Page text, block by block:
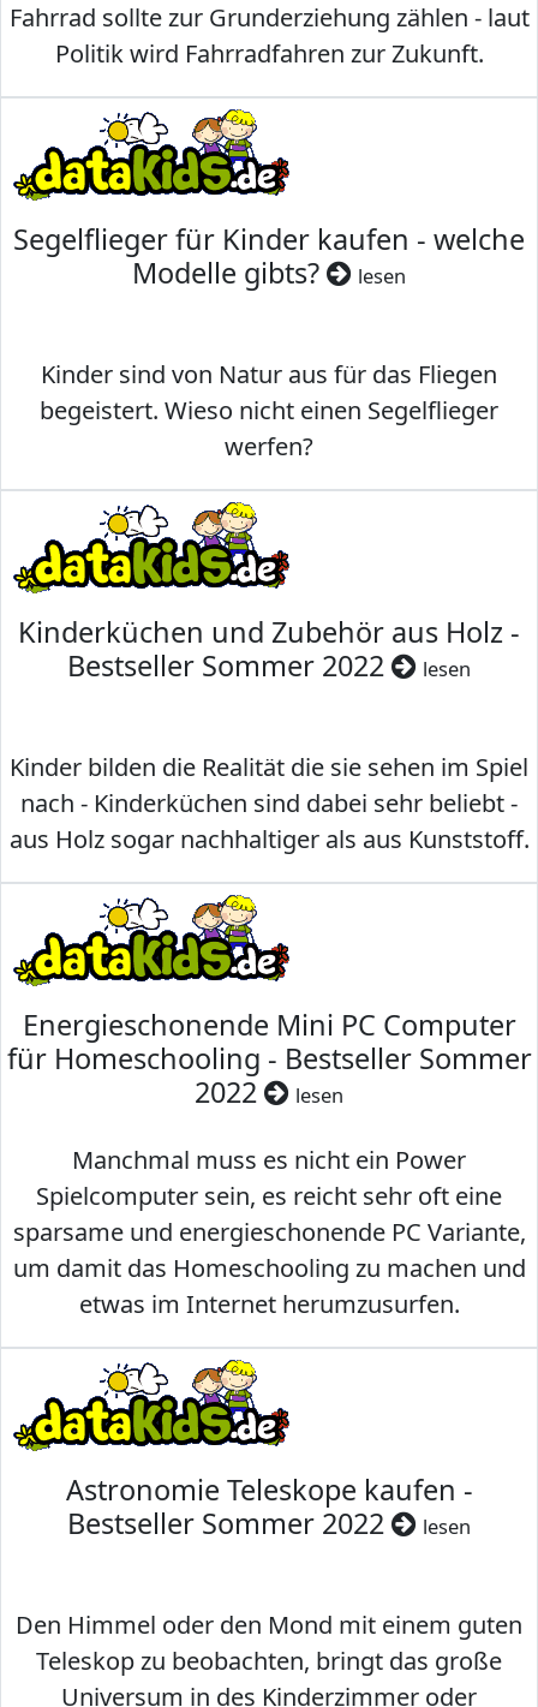
Fahrrad sollte zur Grunderziehung zählen - laut
Politik wird Fahrradfahren zur Zukunft.
Segelflieger für Kinder kaufen - welche
Modelle gibts?
lesen
Kinder sind von Natur aus für das Fliegen
begeistert. Wieso nicht einen Segelflieger
werfen?
Kinderküchen und Zubehör aus Holz -
Bestseller Sommer 2022
lesen
Kinder bilden die Realität die sie sehen im Spiel
nach - Kinderküchen sind dabei sehr beliebt -
aus Holz sogar nachhaltiger als aus Kunststoff.
Energieschonende Mini PC Computer
für Homeschooling - Bestseller Sommer
2022
lesen
Manchmal muss es nicht ein Power
Spielcomputer sein, es reicht sehr oft eine
sparsame und energieschonende PC Variante,
um damit das Homeschooling zu machen und
etwas im Internet herumzusurfen.
Astronomie Teleskope kaufen -
Bestseller Sommer 2022
lesen
Den Himmel oder den Mond mit einem guten
Teleskop zu beobachten, bringt das große
Universum in des Kinderzimmer oder